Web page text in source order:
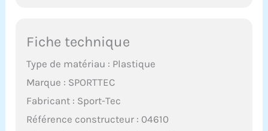
Fiche technique
Type de matériau : Plastique
Marque : SPORTTEC
Fabricant : Sport-Tec
Référence constructeur : 04610